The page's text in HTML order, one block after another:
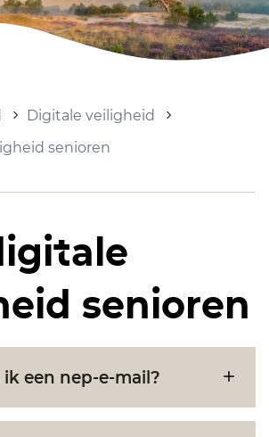
Digitale veiligheid
senioren
senioren
een nep-e-mail?